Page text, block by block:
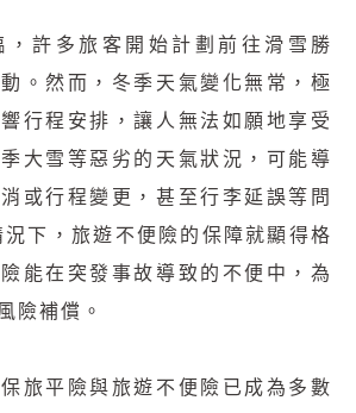
，許多旅客開始計劃前往滑雪勝
。然而，冬季天氣變化無常，極
行程安排，讓人無法如願地享受
大雪等惡劣的天氣狀況，可能導
或行程變更，甚至行李延誤等問
下，旅遊不便險的保障就顯得格
能在突發事故導致的不便中，為
險補償。
旅平險與旅遊不便險已成為多數